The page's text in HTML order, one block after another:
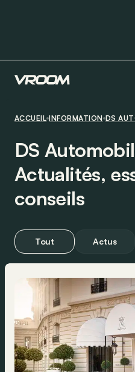
ACCUEIL INFORMATION DS
DS
Actualités,
conseils
Tout Actus